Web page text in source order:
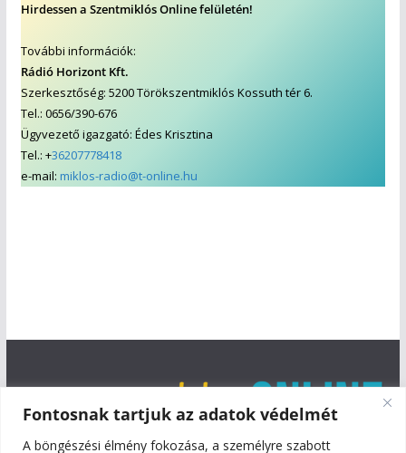
Fontosnak tartjuk az adatok védelmét
A böngészési élmény fokozása, a személyre szabott
Hirdessen a Szentmiklós Online felületén!
További információk:
Rádió Horizont Kft.
Szerkesztőség: 5200 Törökszentmiklós Kossuth tér 6.
Tel.: 0656/390-676
Ügyvezető igazgató: Édes Krisztina
Tel.: +36207778418
e-mail: miklos-radio@t-online.hu